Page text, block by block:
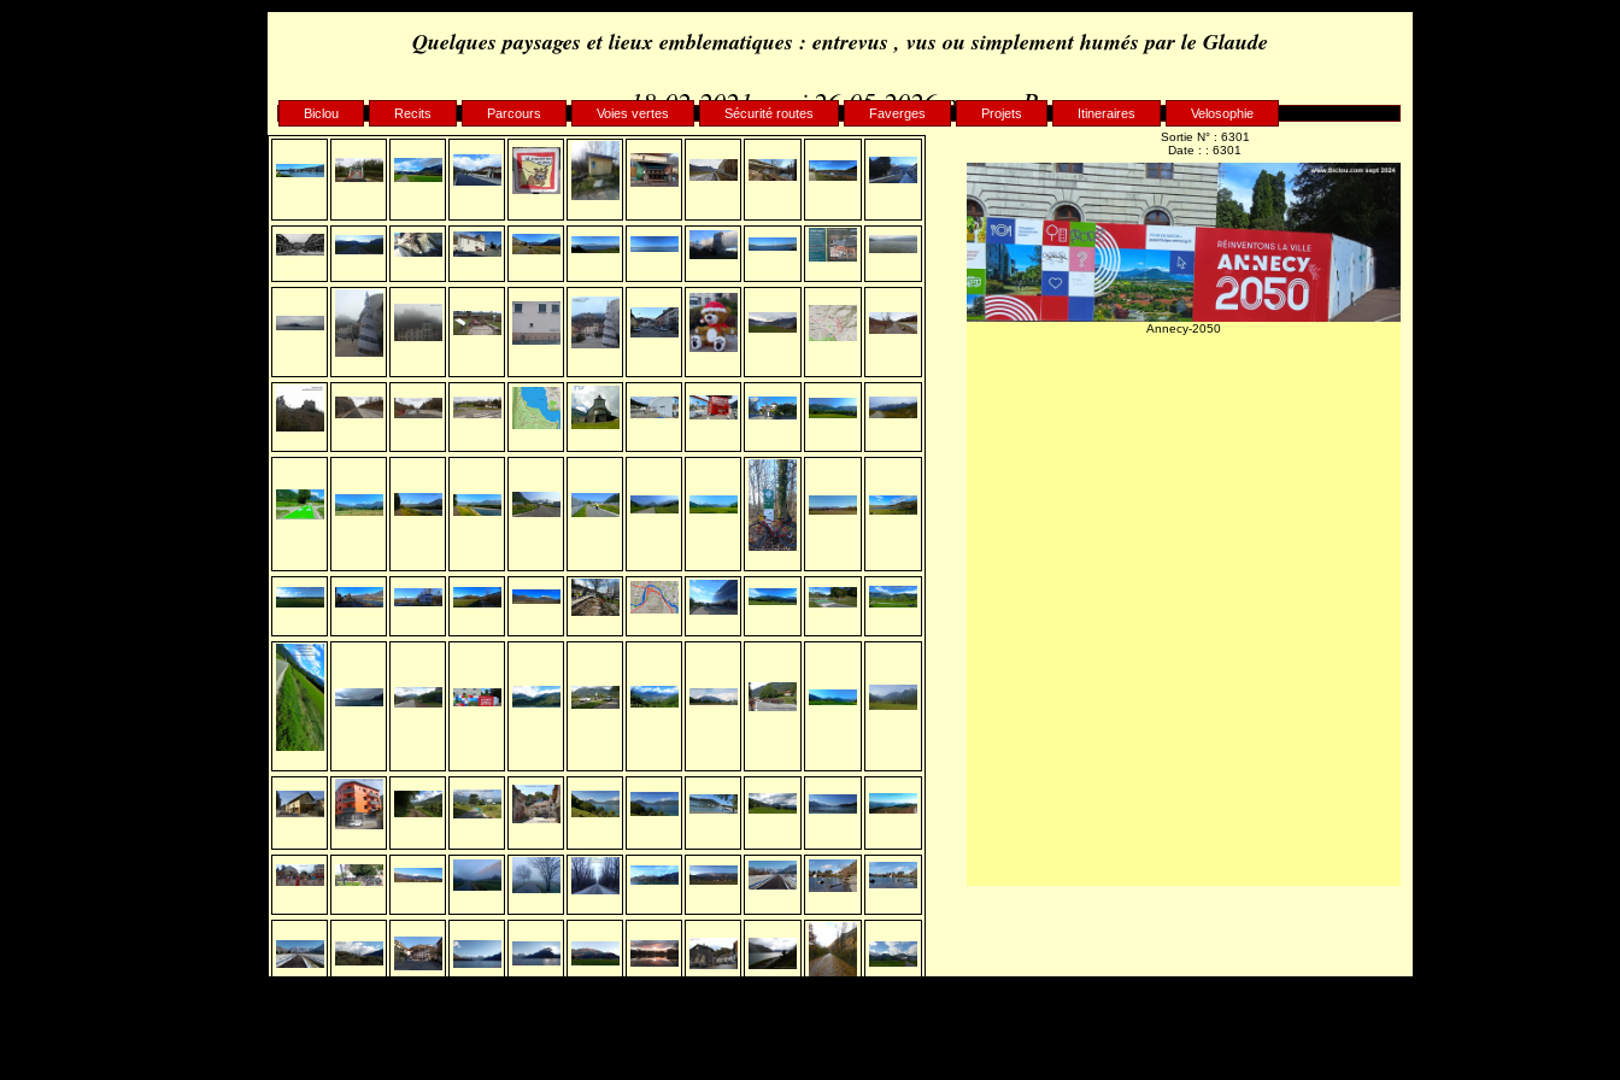
Biclou Recits Parcours Voies vertes Sécurité routes Faverges Projets Itineraires Velosophie
Quelques paysages et lieux emblematiques : entrevus , vus ou simplement humés par le Glaude
18-02-2021, maj 26-05-2026 par c.. B..
Annecy-2050
Sortie N° : 6301
Date : : 6301